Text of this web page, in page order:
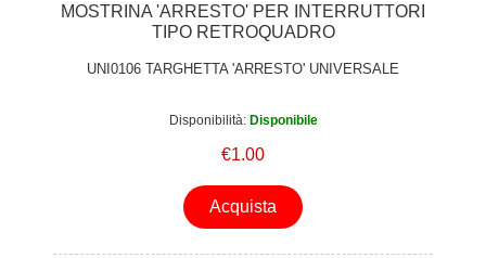
MOSTRINA 'ARRESTO' PER INTERRUTTORI
TIPO RETROQUADRO
UNI0106 TARGHETTA 'ARRESTO' UNIVERSALE
Disponibilità: Disponibile
€1.00
Acquista